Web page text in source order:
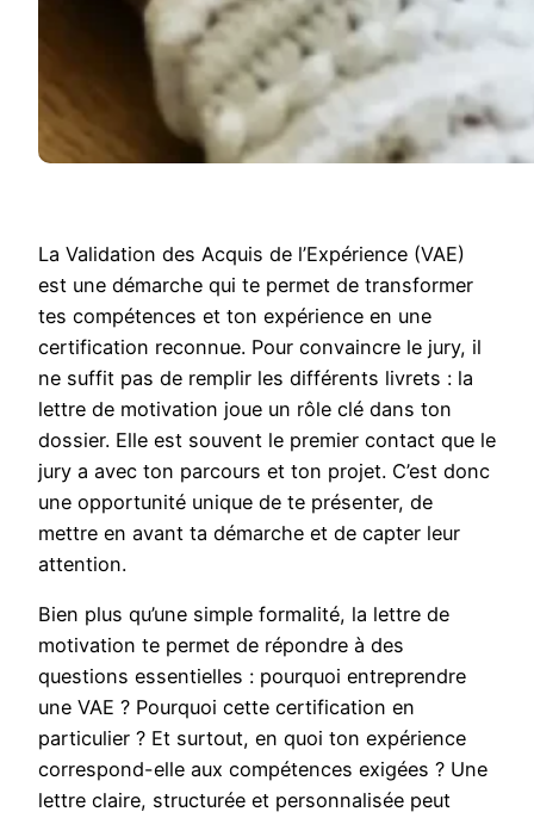
La Validation des Acquis de l’Expérience (VAE)
est une démarche qui te permet de transformer
tes compétences et ton expérience en une
certification reconnue. Pour convaincre le jury, il
ne suffit pas de remplir les différents livrets : la
lettre de motivation joue un rôle clé dans ton
dossier. Elle est souvent le premier contact que le
jury a avec ton parcours et ton projet. C’est donc
une opportunité unique de te présenter, de
mettre en avant ta démarche et de capter leur
attention.
Bien plus qu’une simple formalité, la lettre de
motivation te permet de répondre à des
questions essentielles : pourquoi entreprendre
une VAE ? Pourquoi cette certification en
particulier ? Et surtout, en quoi ton expérience
correspond-elle aux compétences exigées ? Une
lettre claire, structurée et personnalisée peut